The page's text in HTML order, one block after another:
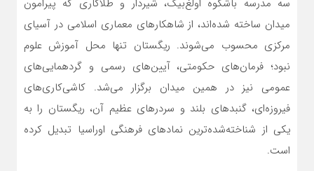
سه مدرسه باشکوه اولغ‌بیگ، شیردار و طلاکاری که پیرامون
میدان ساخته شده‌اند، از شاهکارهای معماری اسلامی در آسیای
مرکزی محسوب می‌شوند. ریگستان تنها محل آموزش علوم
نبود؛ فرمان‌های حکومتی، آیین‌های رسمی و گردهمایی‌های
عمومی نیز در همین میدان برگزار می‌شد. کاشی‌کاری‌های
فیروزه‌ای، گنبدهای بلند و سردرهای عظیم آن، ریگستان را به
یکی از شناخته‌شده‌ترین نمادهای فرهنگی اوراسیا تبدیل کرده
است.